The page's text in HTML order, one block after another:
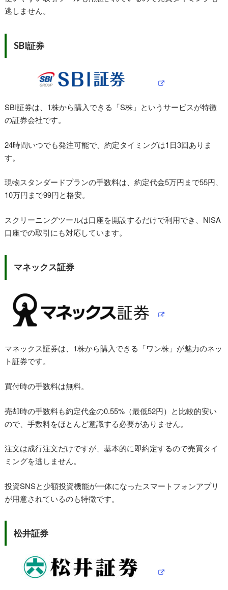
逃しません。
SBI証券
SBI証券は、1株から購入できる「S株」というサービスが特徴
の証券会社です。
24時間いつでも発注可能で、約定タイミングは1日3回ありま
す。
現物スタンダードプランの手数料は、約定代金5万円まで55円、
10万円まで99円と格安。
スクリーニングツールは口座を開設するだけで利用でき、NISA
口座での取引にも対応しています。
マネックス証券
マネックス証券は、1株から購入できる「ワン株」が魅力のネッ
ト証券です。
買付時の手数料は無料。
売却時の手数料も約定代金の0.55%（最低52円）と比較的安い
ので、手数料をほとんど意識する必要がありません。
注文は成行注文だけですが、基本的に即約定するので売買タイ
ミングを逃しません。
投資SNSと少額投資機能が一体になったスマートフォンアプリ
が用意されているのも特徴です。
松井証券